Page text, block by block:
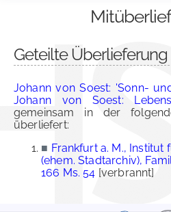
Geteilte Überlieferung
Johann von Soest: 'Sonn-
Johann von Soest:
gemeinsam in der
überliefert:
■ Frankfurt a. M., Institut
(ehem. Stadtarchiv),
166 Ms. 54 [verbrannt]